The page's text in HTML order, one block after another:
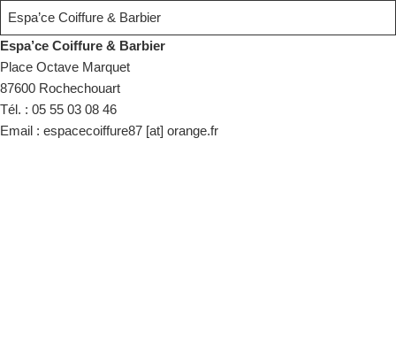
Espa’ce Coiffure & Barbier
Espa’ce Coiffure & Barbier
Place Octave Marquet
87600 Rochechouart
Tél. : 05 55 03 08 46
Email : espacecoiffure87 [at] orange.fr